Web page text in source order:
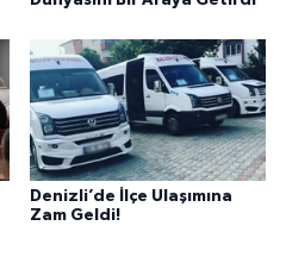
Denizli’de İlçe Ulaşımına
Zam Geldi!